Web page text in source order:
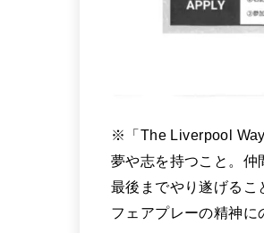
※「The Liverpool
夢や志を持つこと。仲
最後までやり遂げるこ
フェアプレーの精神に